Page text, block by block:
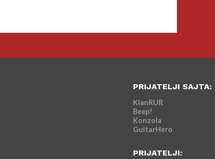
PRIJATELJI SAJTA:
KlanRUR
Beep!
Konzola
GuitarHero
PRIJATELJI: